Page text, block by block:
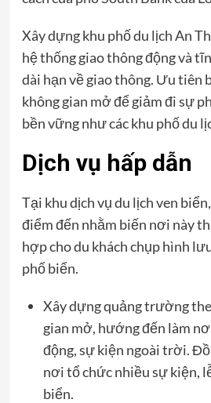
Xây dựng khu phố du lịch An
hệ thống giao thông động và
dài hạn về giao thông. Ưu tiên
không gian mở để giảm đi sự
bền vững như các khu phố du
Dịch vụ hấp dẫn
Tại khu dịch vụ du lịch ven
điểm đến nhằm biến nơi này
hợp cho du khách chụp hình
phố biển.
Xây dựng quảng trường
gian mở, hướng đến làm
động, sự kiện ngoài trời.
nơi tổ chức nhiều sự kiện,
biển.